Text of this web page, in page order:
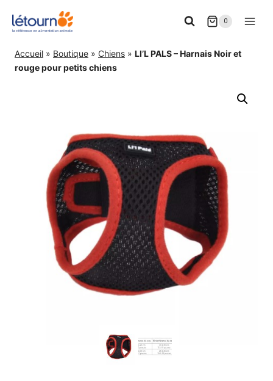
0
Accueil » Boutique » Chiens » LI’L PALS – Harnais Noir et
rouge pour petits chiens